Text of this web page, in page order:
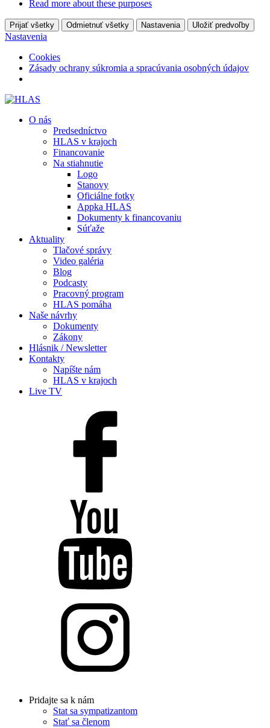
Read more about these purposes
Prijať všetky Odmietnuť všetky Nastavenia Uložiť predvoľby
Nastavenia
Cookies
Zásady ochrany súkromia a spracúvania osobných údajov
O nás
Predsedníctvo
HLAS v krajoch
Financovanie
Na stiahnutie
Logo
Stanovy
Oficiálne fotky
Appka HLAS
Dokumenty k financovaniu
Súťaže
Aktuality
Tlačové správy
Video galéria
Blog
Podcasty
Pracovný program
HLAS pomáha
Naše návrhy
Dokumenty
Zákony
Hlásnik / Newsletter
Kontakty
Napíšte nám
HLAS v krajoch
Live TV
Pridajte sa k nám
Stat sa sympatizantom
Stať sa členom